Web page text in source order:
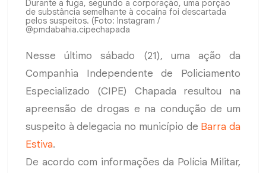
Durante a fuga, segundo a corporação, uma porção
de substância semelhante à cocaína foi descartada
pelos suspeitos. (Foto: Instagram /
@pmdabahia.cipechapada
Nesse último sábado (21), uma ação da
Companhia Independente de Policiamento
Especializado (CIPE) Chapada resultou na
apreensão de drogas e na condução de um
suspeito à delegacia no município de Barra da
Estiva.
De acordo com informações da Polícia Militar,